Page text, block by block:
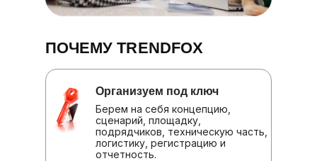
Берем на себя концепцию,
сценарий, площадку,
подрядчиков, техническую часть,
логистику, регистрацию и
отчетность.
Организуем под ключ
ПОЧЕМУ TRENDFOX